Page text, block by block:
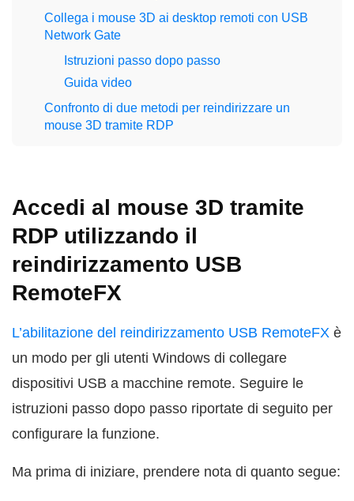
Collega i mouse 3D ai desktop remoti con USB
Network Gate
Istruzioni passo dopo passo
Guida video
Confronto di due metodi per reindirizzare un
mouse 3D tramite RDP
Accedi al mouse 3D tramite
RDP utilizzando il
reindirizzamento USB
RemoteFX
L’abilitazione del reindirizzamento USB RemoteFX è
un modo per gli utenti Windows di collegare
dispositivi USB a macchine remote. Seguire le
istruzioni passo dopo passo riportate di seguito per
configurare la funzione.
Ma prima di iniziare, prendere nota di quanto segue: